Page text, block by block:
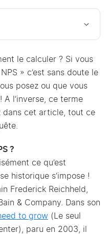
le calculer ? Si vous
» c’est sans doute le
posez ou que vous
l’inverse, ce terme
dans cet article, tout ce
?
ce qu’est
historique s’impose !
Frederick Reichheld,
& Company. Dans son
to grow (Le seul
paru en 2003, il